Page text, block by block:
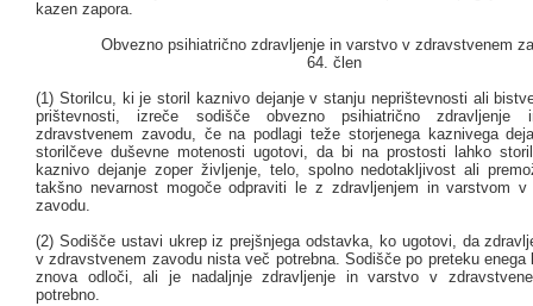
kazen zapora.
Obvezno psihiatrično zdravljenje in varstvo v zdravstvenem
64. člen
(1) Storilcu, ki je storil kaznivo dejanje v stanju neprištevnosti ali
prištevnosti, izreče sodišče obvezno psihiatrično
zdravstvenem zavodu, če na podlagi teže storjenega kaznivega
storilčeve duševne motenosti ugotovi, da bi na prostosti lahko
kaznivo dejanje zoper življenje, telo, spolno nedotakljivost ali
takšno nevarnost mogoče odpraviti le z zdravljenjem in varstvom v
zavodu.
(2) Sodišče ustavi ukrep iz prejšnjega odstavka, ko ugotovi, da
v zdravstvenem zavodu nista več potrebna. Sodišče po preteku enega
znova odloči, ali je nadaljnje zdravljenje in varstvo v
potrebno.